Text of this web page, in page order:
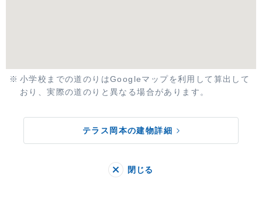
小学校までの道のりはGoogleマップを利用して算出して
おり、実際の道のりと異なる場合があります。
テラス岡本の建物詳細
閉じる